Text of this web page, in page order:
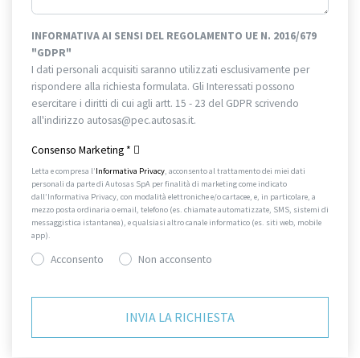
INFORMATIVA AI SENSI DEL REGOLAMENTO UE N. 2016/679
"GDPR"
I dati personali acquisiti saranno utilizzati esclusivamente per
rispondere alla richiesta formulata. Gli Interessati possono
esercitare i diritti di cui agli artt. 15 - 23 del GDPR scrivendo
all'indirizzo autosas@pec.autosas.it.
Consenso Marketing *
Letta e compresa l’Informativa Privacy, acconsento al trattamento dei miei dati
personali da parte di Autosas SpA per finalità di marketing come indicato
dall’Informativa Privacy, con modalità elettroniche e/o cartacee, e, in particolare, a
mezzo posta ordinaria o email, telefono (es. chiamate automatizzate, SMS, sistemi di
messaggistica istantanea), e qualsiasi altro canale informatico (es. siti web, mobile
app).
Acconsento Non acconsento